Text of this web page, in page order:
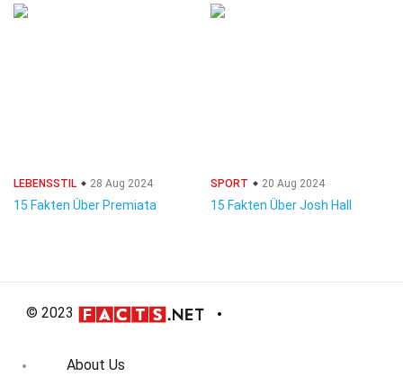
LEBENSSTIL 28 Aug 2024
15 Fakten Über Premiata
SPORT 20 Aug 2024
15 Fakten Über Josh Hall
© 2023
About Us